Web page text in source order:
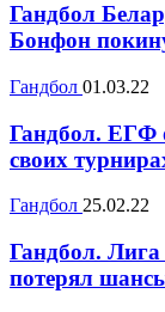
Гандбол
Бонфон
Гандбол 01.03.22
Гандбол. ЕГФ
своих
Гандбол 25.02.22
Гандбол.
потерял